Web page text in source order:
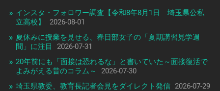
インスタ・フォロワー調査【令和8年8月1日 埼玉県公私
立高校】
2026-08-01
夏休みに授業を見せる、春日部女子の「夏期講習見学週
間」に注目
2026-07-31
20年前にも「面接は恐れるな」と書いていた～面接復活で
よみがえる昔のコラム～
2026-07-30
埼玉県教委、教育長記者会見をダイレクト発信 2026-07-29